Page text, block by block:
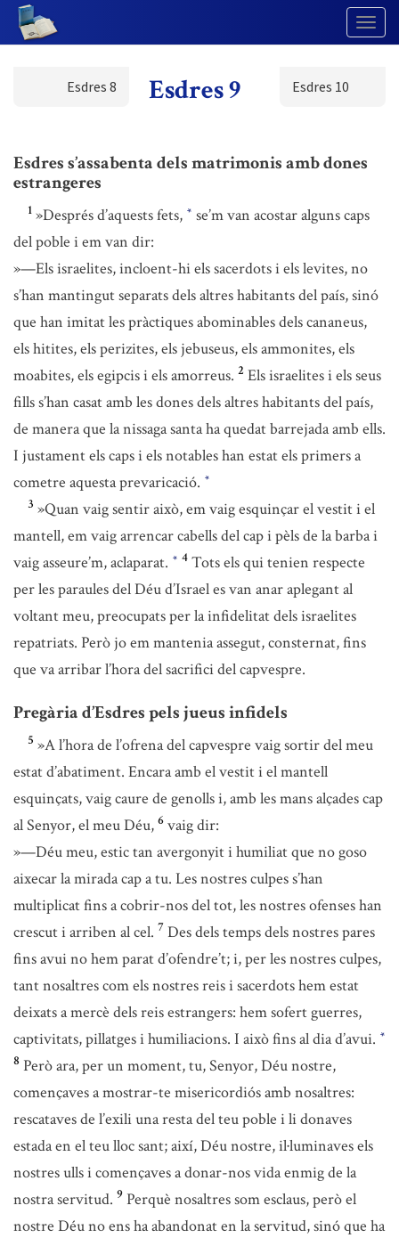
Esdres 8 Esdres 9 Esdres 10
Esdres s’assabenta dels matrimonis amb dones
estrangeres
1 »Després d’aquests fets, * se’m van acostar alguns caps
del poble i em van dir:
»—Els israelites, incloent-hi els sacerdots i els levites, no
s’han mantingut separats dels altres habitants del país, sinó
que han imitat les pràctiques abominables dels cananeus,
els hitites, els perizites, els jebuseus, els ammonites, els
moabites, els egipcis i els amorreus. 2 Els israelites i els seus
fills s’han casat amb les dones dels altres habitants del país,
de manera que la nissaga santa ha quedat barrejada amb ells.
I justament els caps i els notables han estat els primers a
cometre aquesta prevaricació. *
3 »Quan vaig sentir això, em vaig esquinçar el vestit i el
mantell, em vaig arrencar cabells del cap i pèls de la barba i
vaig asseure’m, aclaparat. * 4 Tots els qui tenien respecte
per les paraules del Déu d’Israel es van anar aplegant al
voltant meu, preocupats per la infidelitat dels israelites
repatriats. Però jo em mantenia assegut, consternat, fins
que va arribar l’hora del sacrifici del capvespre.
Pregària d’Esdres pels jueus infidels
5 »A l’hora de l’ofrena del capvespre vaig sortir del meu
estat d’abatiment. Encara amb el vestit i el mantell
esquinçats, vaig caure de genolls i, amb les mans alçades cap
al Senyor, el meu Déu, 6 vaig dir:
»—Déu meu, estic tan avergonyit i humiliat que no goso
aixecar la mirada cap a tu. Les nostres culpes s’han
multiplicat fins a cobrir-nos del tot, les nostres ofenses han
crescut i arriben al cel. 7 Des dels temps dels nostres pares
fins avui no hem parat d’ofendre’t; i, per les nostres culpes,
tant nosaltres com els nostres reis i sacerdots hem estat
deixats a mercè dels reis estrangers: hem sofert guerres,
captivitats, pillatges i humiliacions. I això fins al dia d’avui. *
8 Però ara, per un moment, tu, Senyor, Déu nostre,
començaves a mostrar-te misericordiós amb nosaltres:
rescataves de l’exili una resta del teu poble i li donaves
estada en el teu lloc sant; així, Déu nostre, il·luminaves els
nostres ulls i començaves a donar-nos vida enmig de la
nostra servitud. 9 Perquè nosaltres som esclaus, però el
nostre Déu no ens ha abandonat en la servitud, sinó que ha